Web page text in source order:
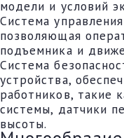
модели и условий
Система
позволяющая
подъемника и
Система
устройства,
работников, такие
системы, датчики
высоты.